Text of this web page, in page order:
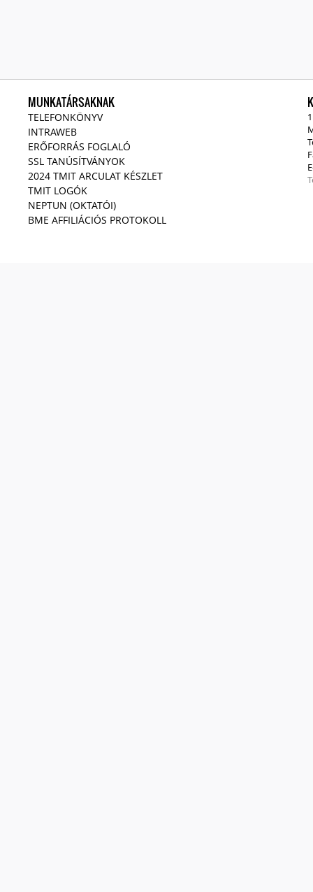
MUNKATÁRSAKNAK
TELEFONKÖNYV
INTRAWEB
ERŐFORRÁS FOGLALÓ
SSL TANÚSÍTVÁNYOK
2024 TMIT ARCULAT KÉSZLET
TMIT LOGÓK
NEPTUN (OKTATÓI)
BME AFFILIÁCIÓS PROTOKOLL